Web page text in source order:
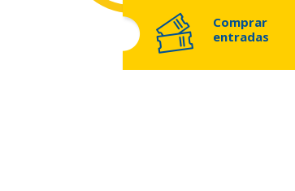
Comprar
entradas